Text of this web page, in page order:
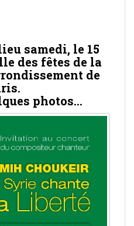
samedi, le 15
des fêtes de la
de
photos…